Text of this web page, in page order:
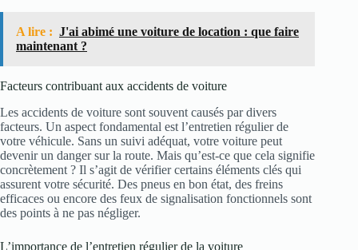
A lire : J'ai abimé une voiture de location : que faire
maintenant ?
Facteurs contribuant aux accidents de voiture
Les accidents de voiture sont souvent causés par divers
facteurs. Un aspect fondamental est l’entretien régulier de
votre véhicule. Sans un suivi adéquat, votre voiture peut
devenir un danger sur la route. Mais qu’est-ce que cela signifie
concrètement ? Il s’agit de vérifier certains éléments clés qui
assurent votre sécurité. Des pneus en bon état, des freins
efficaces ou encore des feux de signalisation fonctionnels sont
des points à ne pas négliger.
L’importance de l’entretien régulier de la voiture